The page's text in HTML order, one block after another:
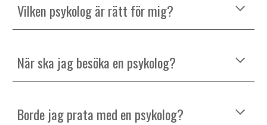
Vilken psykolog är rätt för mig?
När ska jag besöka en psykolog?
Borde jag prata med en psykolog?